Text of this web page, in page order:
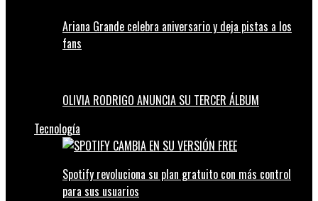
Ariana Grande celebra aniversario y deja pistas a los
fans
OLIVIA RODRIGO ANUNCIA SU TERCER ÁLBUM
Tecnología
Spotify revoluciona su plan gratuito con más control
para sus usuarios